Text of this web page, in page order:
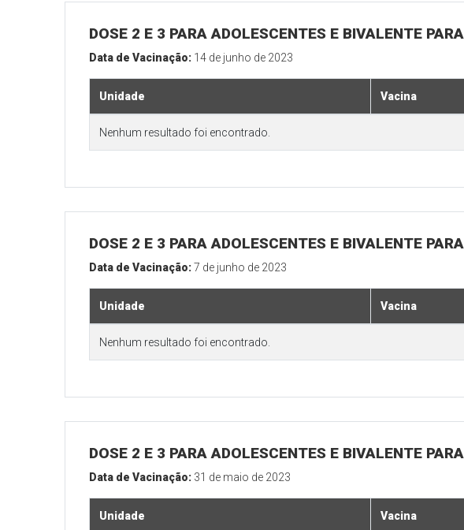
DOSE 2 E 3 PARA ADOLESCENTES E BIVALENTE
Data de Vacinação: 14 de junho de 2023
Unidade Vacina
Nenhum resultado foi encontrado.
DOSE 2 E 3 PARA ADOLESCENTES E BIVALENTE
Data de Vacinação:7 de junho de 2023
Unidade Vacina
Nenhum resultado foi encontrado.
DOSE 2 E 3 PARA ADOLESCENTES E BIVALENTE
Data de Vacinação: 31 de maio de 2023
Unidade Vacina